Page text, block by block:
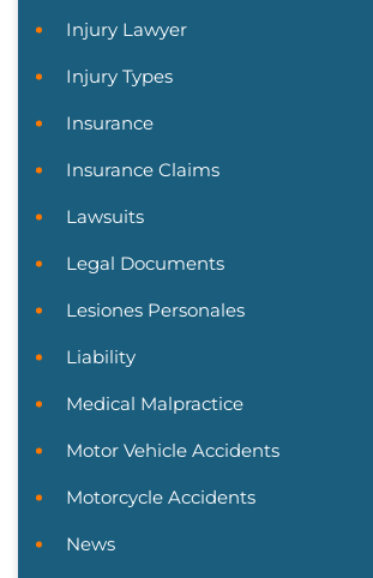
Injury Lawyer
Injury Types
Insurance
Insurance Claims
Lawsuits
Legal Documents
Lesiones Personales
Liability
Medical Malpractice
Motor Vehicle Accidents
Motorcycle Accidents
News